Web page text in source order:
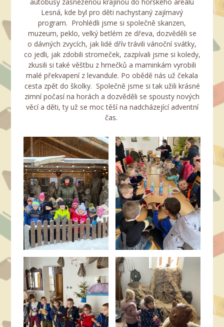
Lesná, kde byl pro děti nachystaný zajímavý
program. Prohlédli jsme si společně skanzen,
muzeum, peklo, velký betlém ze dřeva, dozvěděli se
o dávných zvycích, jak lidé dřív trávili vánoční svátky,
co jedli, jak zdobili stromeček, zazpívali jsme si koledy,
zkusili si také věštbu z hrnečků a maminkám vyrobili
malé překvapení z levandule. Po obědě nás už čekala
cesta zpět do školky. Společně jsme si tak užili krásné
zimní počasí na horách a dozvěděli se spousty nových
věcí a děti, ty už se moc těší na nadcházející adventní
čas.